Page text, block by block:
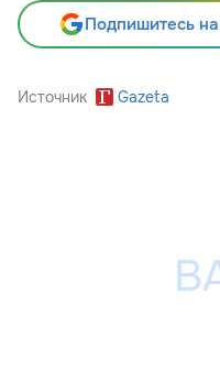
Подпишитесь
Источник Gazeta